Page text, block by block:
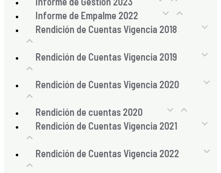
Informe de Empalme 2022
Rendición de Cuentas Vigencia 2018
Rendición de Cuentas Vigencia 2019
Rendición de Cuentas Vigencia 2020
Rendición de cuentas 2020
Rendición de Cuentas Vigencia 2021
Rendición de Cuentas Vigencia 2022